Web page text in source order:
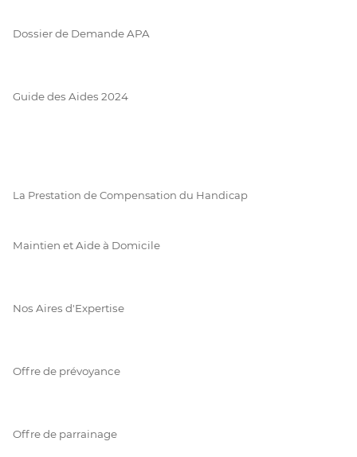
Dossier de Demande APA
Guide des Aides 2024
La Prestation de Compensation du Handicap
Maintien et Aide à Domicile
Nos Aires d'Expertise
Offre de prévoyance
Offre de parrainage